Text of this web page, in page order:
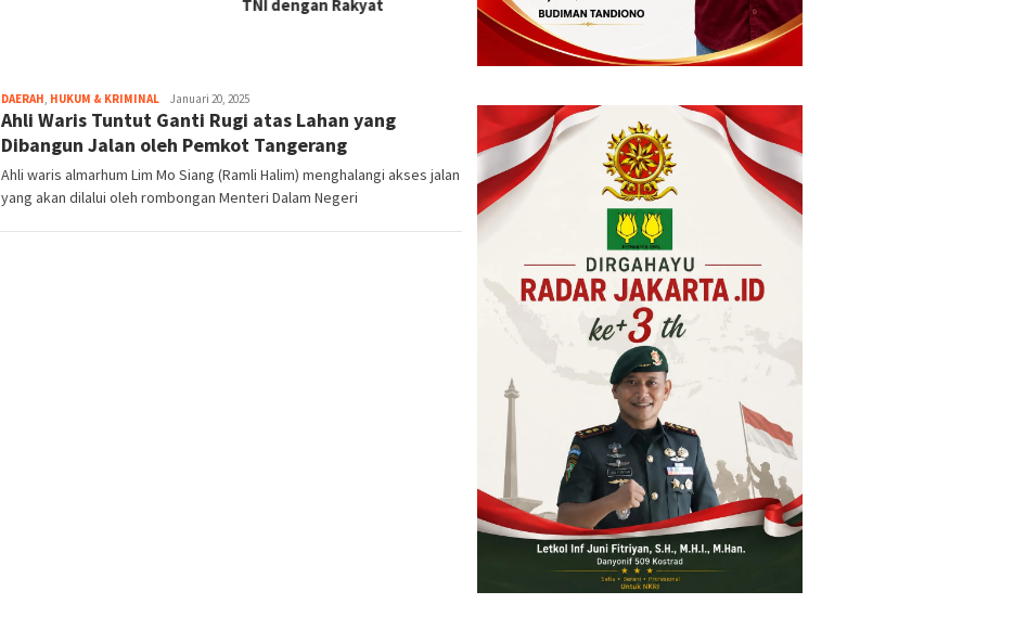
DAERAH HUKUM & KRIMINAL ekaJanuari 20, 2025
Ahli Waris Tuntut Ganti Rugi atas Lahan yang
Dibangun Jalan oleh Pemkot Tangerang
Ahli waris almarhum Lim Mo Siang (Ramli Halim) menghalangi akses jalan
yang akan dilalui oleh rombongan Menteri Dalam Negeri